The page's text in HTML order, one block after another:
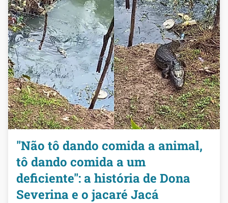
"Não tô dando comida a animal,
tô dando comida a um
deficiente": a história de Dona
Severina e o jacaré Jacá